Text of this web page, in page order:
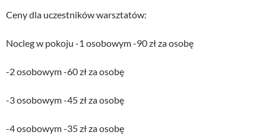
Ceny dla uczestników warsztatów:
Nocleg w pokoju -1 osobowym -90 zł za osobę
-2 osobowym -60 zł za osobę
-3 osobowym -45 zł za osobę
-4 osobowym -35 zł za osobę